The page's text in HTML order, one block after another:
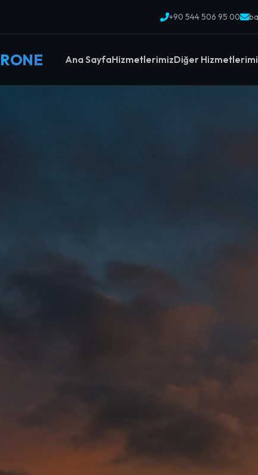
+90 544 506 95 00
Ana SayfaHizmetlerimizDiğer